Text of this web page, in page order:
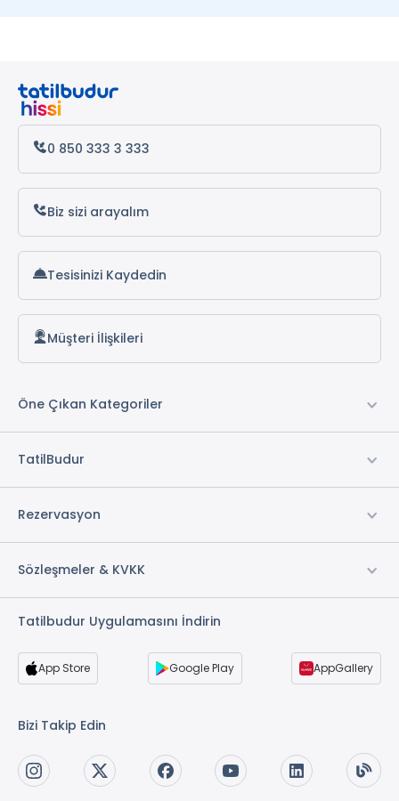
Antalya Otelleri
Alanya Otelleri
0 850 333 3 333
Biz sizi arayalım
Tesisinizi Kaydedin
Müşteri İlişkileri
Öne Çıkan Kategoriler
TatilBudur
Rezervasyon
Sözleşmeler & KVKK
Tatilbudur Uygulamasını İndirin
App Store Google Play AppGallery
Bizi Takip Edin